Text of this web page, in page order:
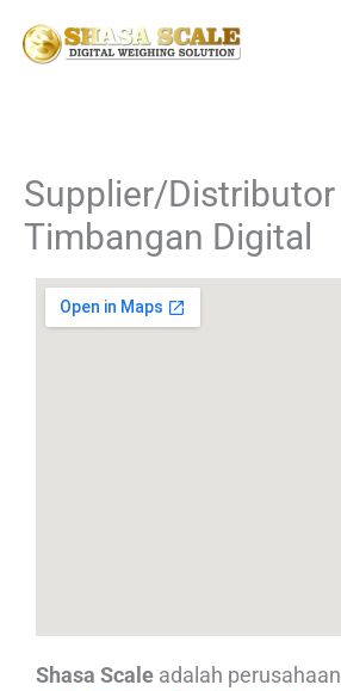
Supplier/Distributor
Timbangan Digital
Shasa Scale adalah perusahaan